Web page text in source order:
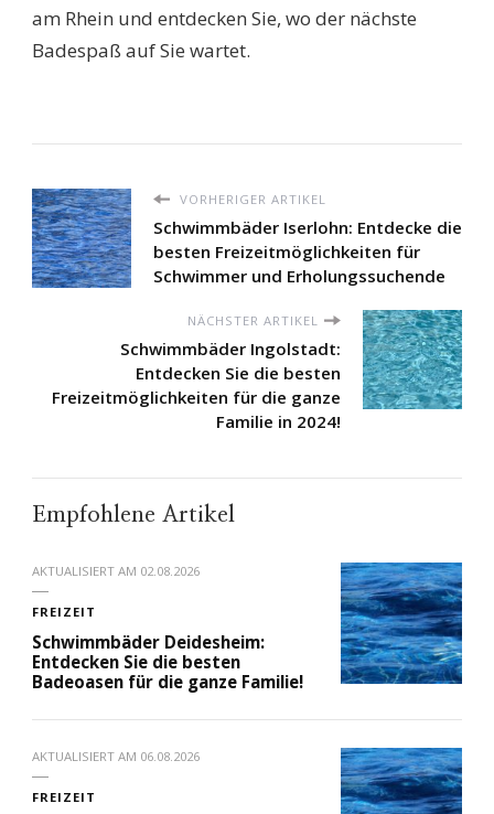
am Rhein und entdecken Sie, wo der nächste
Badespaß auf Sie wartet.
VORHERIGER ARTIKEL
Schwimmbäder Iserlohn: Entdecke die
besten Freizeitmöglichkeiten für
Schwimmer und Erholungssuchende
NÄCHSTER ARTIKEL
Schwimmbäder Ingolstadt:
Entdecken Sie die besten
Freizeitmöglichkeiten für die ganze
Familie in 2024!
Empfohlene Artikel
AKTUALISIERT AM 02.08.2026
FREIZEIT
Schwimmbäder Deidesheim:
Entdecken Sie die besten
Badeoasen für die ganze Familie!
AKTUALISIERT AM 06.08.2026
FREIZEIT